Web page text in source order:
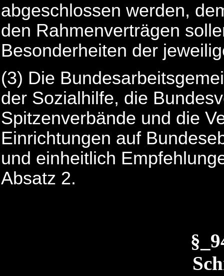
abgeschlossen werden,
den Rahmenverträgen
Besonderheiten der
(3) Die
der Sozialhilfe, die
Spitzenverbände und die
Einrichtungen auf
und einheitlich
Absatz 2.